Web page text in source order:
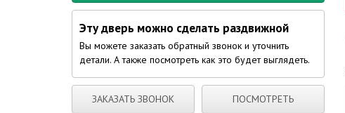
Эту дверь можно сделать раздвижной
Вы можете заказать обратный звонок и уточнить
детали. А также посмотреть как это будет выглядеть.
ЗАКАЗАТЬ ЗВОНОК ПОСМОТРЕТЬ